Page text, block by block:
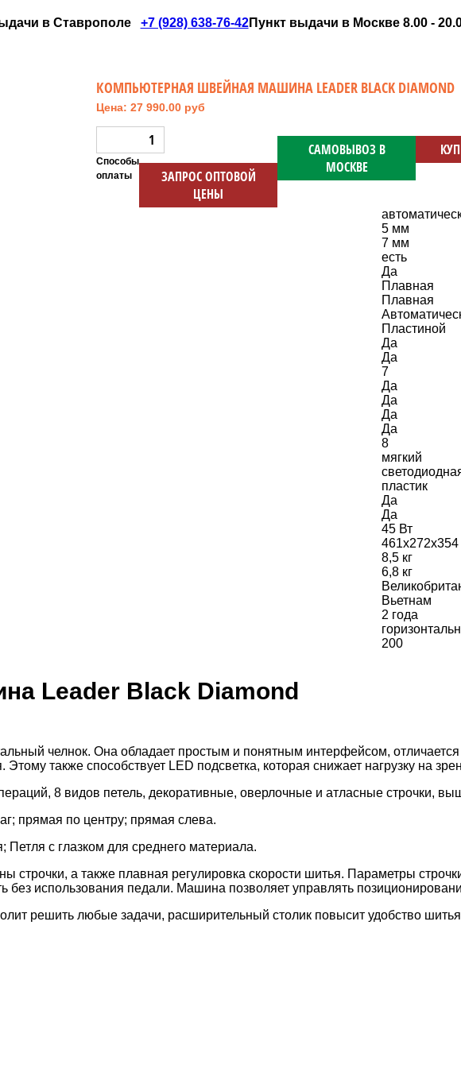
Пункт выдачи в Москве 8.00 -
в Ставрополе
+7 (928) 638-76-42
КОМПЬЮТЕРНАЯ ШВЕЙНАЯ МАШИНА LEADER BLACK DIAMOND
Цена: 27 990.00 руб
САМОВЫВОЗ В
МОСКВЕ
ЗАПРОС ОПТОВОЙ
ЦЕНЫ
Способы
оплаты
5 мм
7 мм
есть
Да
Плавная
Плавная
Пластиной
Да
Да
7
Да
Да
Да
Да
8
мягкий
пластик
Да
Да
45 Вт
8,5 кг
6,8 кг
Вьетнам
2 года
200
Leader Black Diamond
челнок. Она обладает простым и понятным интерфейсом,
также способствует LED подсветка, которая снижает нагрузку на
8 видов петель, декоративные, оверлочные и атласные строчки,
прямая по центру; прямая слева.
с глазком для среднего материала.
строчки, а также плавная регулировка скорости шитья. Параметры
без использования педали. Машина позволяет управлять
решить любые задачи, расширительный столик повысит удобство